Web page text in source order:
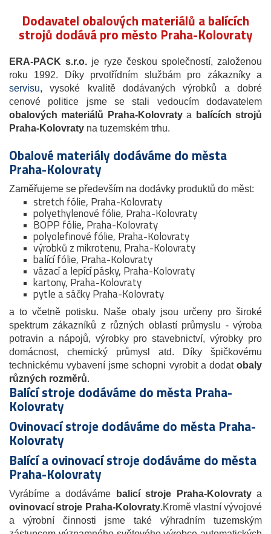
Dodavatel obalových materiálů a balících
strojů dodává pro město Praha-Kolovraty
ERA-PACK s.r.o. je ryze českou společností, založenou
roku 1992. Díky prvotřídním službám pro zákazníky a
servisu, vysoké kvalitě dodávaných výrobků a dobré
cenové politice jsme se stali vedoucím dodavatelem
obalových materiálů Praha-Kolovratya
balících strojů
Praha-Kolovraty na tuzemském trhu.
Obalové materiály dodáváme do města
Praha-Kolovraty
Zaměřujeme se především na dodávky produktů do měst:
stretch fólie, Praha-Kolovraty
polyethylenové fólie, Praha-Kolovraty
BOPP fólie, Praha-Kolovraty
polyolefinové fólie, Praha-Kolovraty
výrobků z mikrotenu, Praha-Kolovraty
balící fólie, Praha-Kolovraty
vázací a lepící pásky, Praha-Kolovraty
kartony, Praha-Kolovraty
pytle a sáčky Praha-Kolovraty
a to včetně potisku. Naše obaly jsou určeny pro široké
spektrum zákazníků z různých oblastí průmyslu - výroba
potravin a nápojů, výrobky pro stavebnictví, výrobky pro
domácnost, chemický průmysl atd. Díky špičkovému
technickému vybavení jsme schopni vyrobit a dodat obaly
různých rozměrů.
Balící stroje dodáváme do města Praha-
Kolovraty
Ovinovací stroje dodáváme do města Praha-
Kolovraty
Balící a ovinovací stroje dodáváme do města
Praha-Kolovraty
Vyrábíme a dodáváme balicí stroje Praha-Kolovratya
ovinovací stroje Praha-Kolovraty.Kromě vlastní vývojové
a výrobní činnosti jsme také výhradním tuzemským